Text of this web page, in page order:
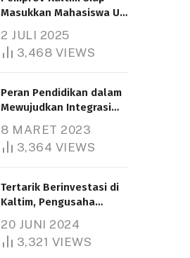
Masukkan Mahasiswa UT
Bantuan Pendidikan
Gratispol
2 JULI 2025
3,468 VIEWS
Peran Pendidikan dalam
Mewujudkan Integrasi
8 MARET 2023
3,364 VIEWS
Tertarik Berinvestasi di
Kaltim, Pengusaha
1.000 Hektare
20 JUNI 2024
3,321 VIEWS